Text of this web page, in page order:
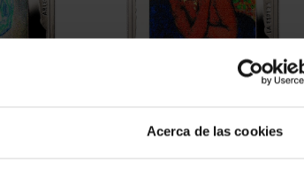
Acerca de las cookies
163,00 €